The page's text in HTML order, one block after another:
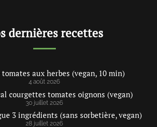
dernières recettes
aux herbes (vegan, 10 min)
4 août 2026
courgettes tomates oignons (vegan)
30 juillet 2026
3 ingrédients (sans sorbetière, vegan)
28 juillet 2026